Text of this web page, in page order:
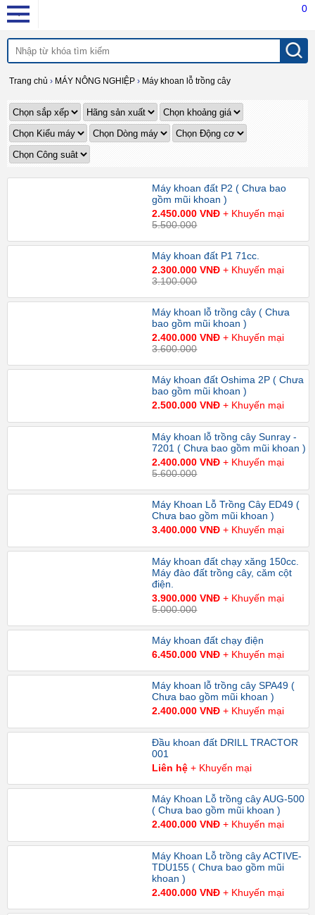
0
Trang chủ › MÁY NÔNG NGHIỆP › Máy khoan lỗ trồng cây
Máy khoan đất P2 ( Chưa bao
gồm mũi khoan )
2.450.000 VNĐ+ Khuyến mại
5.500.000
Máy khoan đất P1 71cc.
2.300.000 VNĐ+ Khuyến mại
3.100.000
Máy khoan lỗ trồng cây ( Chưa
bao gồm mũi khoan )
2.400.000 VNĐ+ Khuyến mại
3.600.000
Máy khoan đất Oshima 2P ( Chưa
bao gồm mũi khoan )
2.500.000 VNĐ+ Khuyến mại
Máy khoan lỗ trồng cây Sunray -
7201 ( Chưa bao gồm mũi khoan )
2.400.000 VNĐ+ Khuyến mại
5.600.000
Máy Khoan Lỗ Trồng Cây ED49 (
Chưa bao gồm mũi khoan )
3.400.000 VNĐ+ Khuyến mại
Máy khoan đất chạy xăng 150cc.
Máy đào đất trồng cây, căm cột
điện.
3.900.000 VNĐ+ Khuyến mại
5.000.000
Máy khoan đất chạy điện
6.450.000 VNĐ+ Khuyến mại
Máy khoan lỗ trồng cây SPA49 (
Chưa bao gồm mũi khoan )
2.400.000 VNĐ+ Khuyến mại
Đầu khoan đất DRILL TRACTOR
001
Liên hệ+ Khuyến mại
Máy Khoan Lỗ trồng cây AUG-500
( Chưa bao gồm mũi khoan )
2.400.000 VNĐ+ Khuyến mại
Máy Khoan Lỗ trồng cây ACTIVE-
TDU155 ( Chưa bao gồm mũi
khoan )
2.400.000 VNĐ+ Khuyến mại